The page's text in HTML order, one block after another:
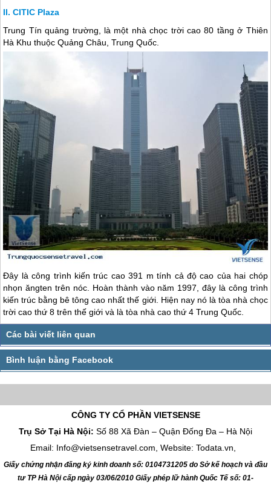
CITIC Plaza
Trung Tín quảng trường, là một nhà chọc trời cao 80 tầng ở Thiên
Hà Khu thuộc Quảng Châu,Trung Quốc
Đây là công trình kiến trúc cao 391 m tính cả độ cao của hai chóp
nhọn ăngten trên nóc. Hoàn thành vào năm 1997, đây là công trình
kiến trúc bằng bê tông cao nhất thế giới. Hiện nay nó là tòa nhà chọc
trời cao thứ 8 trên thế giới và là tòa nhà cao thứ 4Trung Quốc
CÔNG TY CỔ PHẦN VIETSENSE
Trụ Sở Tại Hà Nội: Số 88 Xã Đàn – Quận Đống Đa – Hà Nội
Email: Info@vietsensetravel.com, Website: Todata.vn,
Giấy chứng nhận đăng ký kinh doanh số: 0104731205 do Sở kế hoạch và đầu
tư TP Hà Nội cấp ngày 03/06/2010 Giấy phép lữ hành Quốc Tế số: 01-